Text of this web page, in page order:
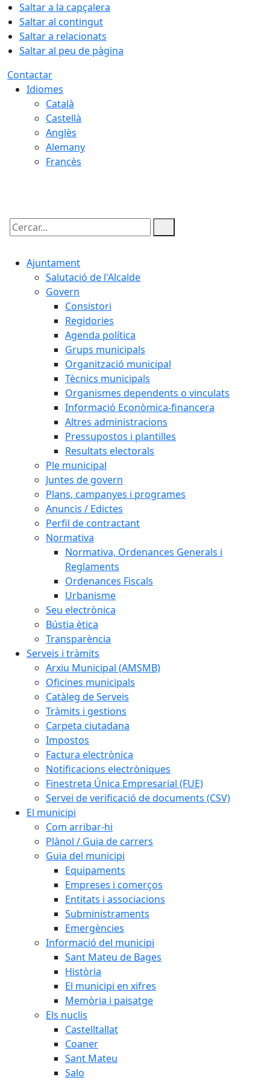
Saltar a la capçalera
Saltar al contingut
Saltar a relacionats
Saltar al peu de pàgina
Contactar
Idiomes
Català
Castellà
Anglès
Alemany
Francès
Cercar:
Ajuntament
Salutació de l'Alcalde
Govern
Consistori
Regidories
Agenda política
Grups municipals
Organització municipal
Tècnics municipals
Organismes dependents o vinculats
Informació Econòmica-financera
Altres administracions
Pressupostos i plantilles
Resultats electorals
Ple municipal
Juntes de govern
Plans, campanyes i programes
Anuncis / Edictes
Perfil de contractant
Normativa
Normativa, Ordenances Generals i
Reglaments
Ordenances Fiscals
Urbanisme
Seu electrònica
Bústia ètica
Transparència
Serveis i tràmits
Arxiu Municipal (AMSMB)
Oficines municipals
Catàleg de Serveis
Tràmits i gestions
Carpeta ciutadana
Impostos
Factura electrònica
Notificacions electròniques
Finestreta Única Empresarial (FUE)
Servei de verificació de documents (CSV)
El municipi
Com arribar-hi
Plànol / Guia de carrers
Guia del municipi
Equipaments
Empreses i comerços
Entitats i associacions
Subministraments
Emergències
Informació del municipi
Sant Mateu de Bages
Història
El municipi en xifres
Memòria i paisatge
Els nuclis
Castelltallat
Coaner
Sant Mateu
Salo